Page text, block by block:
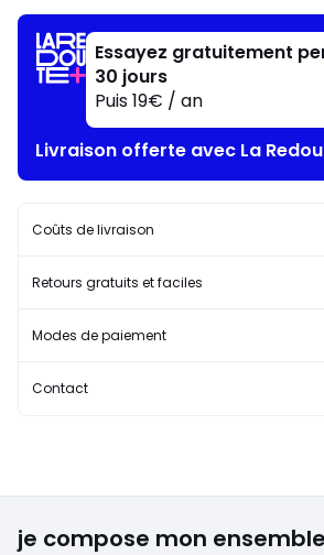
Essayez gratuitement
30 jours
Puis 19€ / an
Livraison offerte avec La
Coûts de livraison
Retours gratuits et faciles
Modes de paiement
Contact
je compose mon ensemble